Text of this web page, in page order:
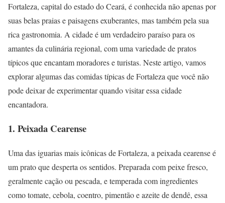
Fortaleza, capital do estado do Ceará, é conhecida não apenas por
suas belas praias e paisagens exuberantes, mas também pela sua
rica gastronomia. A cidade é um verdadeiro paraíso para os
amantes da culinária regional, com uma variedade de pratos
típicos que encantam moradores e turistas. Neste artigo, vamos
explorar algumas das comidas típicas de Fortaleza que você não
pode deixar de experimentar quando visitar essa cidade
encantadora.
1. Peixada Cearense
Uma das iguarias mais icônicas de Fortaleza, a peixada cearense é
um prato que desperta os sentidos. Preparada com peixe fresco,
geralmente cação ou pescada, e temperada com ingredientes
como tomate, cebola, coentro, pimentão e azeite de dendê, essa